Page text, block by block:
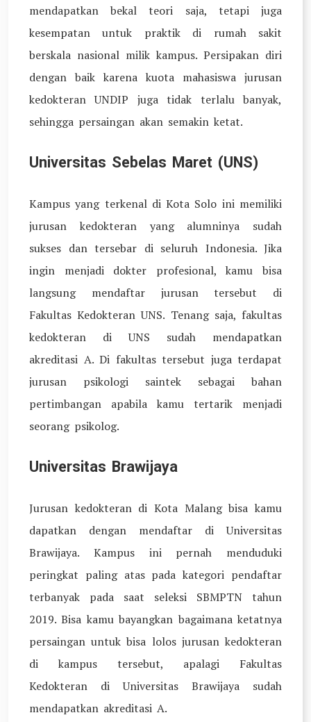
mendapatkan bekal teori saja, tetapi juga
kesempatan untuk praktik di rumah sakit
berskala nasional milik kampus. Persipakan diri
dengan baik karena kuota mahasiswa jurusan
kedokteran UNDIP juga tidak terlalu banyak,
sehingga persaingan akan semakin ketat.
Universitas Sebelas Maret (UNS)
Kampus yang terkenal di Kota Solo ini memiliki
jurusan kedokteran yang alumninya sudah
sukses dan tersebar di seluruh Indonesia. Jika
ingin menjadi dokter profesional, kamu bisa
langsung mendaftar jurusan tersebut di
Fakultas Kedokteran UNS. Tenang saja, fakultas
kedokteran di UNS sudah mendapatkan
akreditasi A. Di fakultas tersebut juga terdapat
jurusan psikologi saintek sebagai bahan
pertimbangan apabila kamu tertarik menjadi
seorang psikolog.
Universitas Brawijaya
Jurusan kedokteran di Kota Malang bisa kamu
dapatkan dengan mendaftar di Universitas
Brawijaya. Kampus ini pernah menduduki
peringkat paling atas pada kategori pendaftar
terbanyak pada saat seleksi SBMPTN tahun
2019. Bisa kamu bayangkan bagaimana ketatnya
persaingan untuk bisa lolos jurusan kedokteran
di kampus tersebut, apalagi Fakultas
Kedokteran di Universitas Brawijaya sudah
mendapatkan akreditasi A.